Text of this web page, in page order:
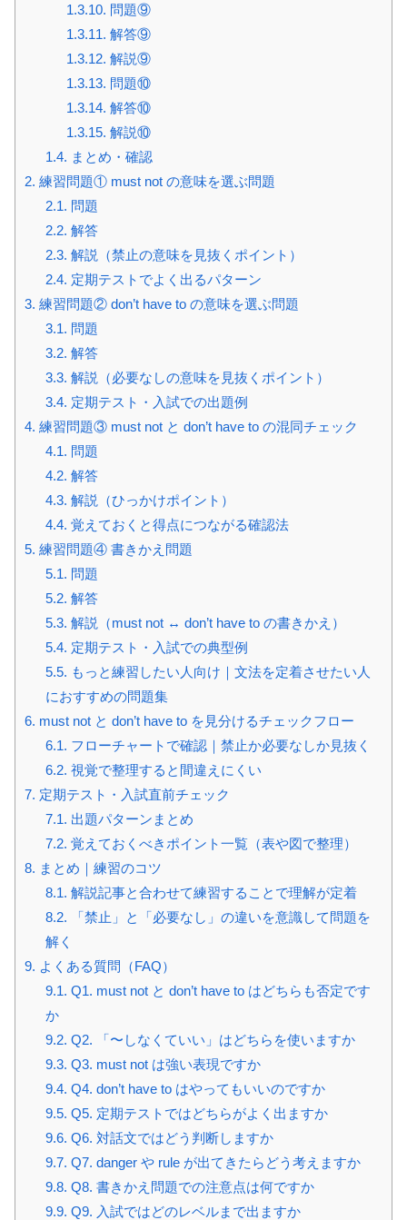
1.3.10. 問題⑨
1.3.11. 解答⑨
1.3.12. 解説⑨
1.3.13. 問題⑩
1.3.14. 解答⑩
1.3.15. 解説⑩
1.4. まとめ・確認
2. 練習問題① must not の意味を選ぶ問題
2.1. 問題
2.2. 解答
2.3. 解説（禁止の意味を見抜くポイント）
2.4. 定期テストでよく出るパターン
3. 練習問題② don’t have to の意味を選ぶ問題
3.1. 問題
3.2. 解答
3.3. 解説（必要なしの意味を見抜くポイント）
3.4. 定期テスト・入試での出題例
4. 練習問題③ must not と don’t have to の混同チェック
4.1. 問題
4.2. 解答
4.3. 解説（ひっかけポイント）
4.4. 覚えておくと得点につながる確認法
5. 練習問題④ 書きかえ問題
5.1. 問題
5.2. 解答
5.3. 解説（must not ↔ don’t have to の書きかえ）
5.4. 定期テスト・入試での典型例
5.5. もっと練習したい人向け｜文法を定着させたい人
におすすめの問題集
6. must not と don’t have to を見分けるチェックフロー
6.1. フローチャートで確認｜禁止か必要なしか見抜く
6.2. 視覚で整理すると間違えにくい
7. 定期テスト・入試直前チェック
7.1. 出題パターンまとめ
7.2. 覚えておくべきポイント一覧（表や図で整理）
8. まとめ｜練習のコツ
8.1. 解説記事と合わせて練習することで理解が定着
8.2. 「禁止」と「必要なし」の違いを意識して問題を
解く
9. よくある質問（FAQ）
9.1. Q1. must not と don’t have to はどちらも否定です
か
9.2. Q2. 「〜しなくていい」はどちらを使いますか
9.3. Q3. must not は強い表現ですか
9.4. Q4. don’t have to はやってもいいのですか
9.5. Q5. 定期テストではどちらがよく出ますか
9.6. Q6. 対話文ではどう判断しますか
9.7. Q7. danger や rule が出てきたらどう考えますか
9.8. Q8. 書きかえ問題での注意点は何ですか
9.9. Q9. 入試ではどのレベルまで出ますか